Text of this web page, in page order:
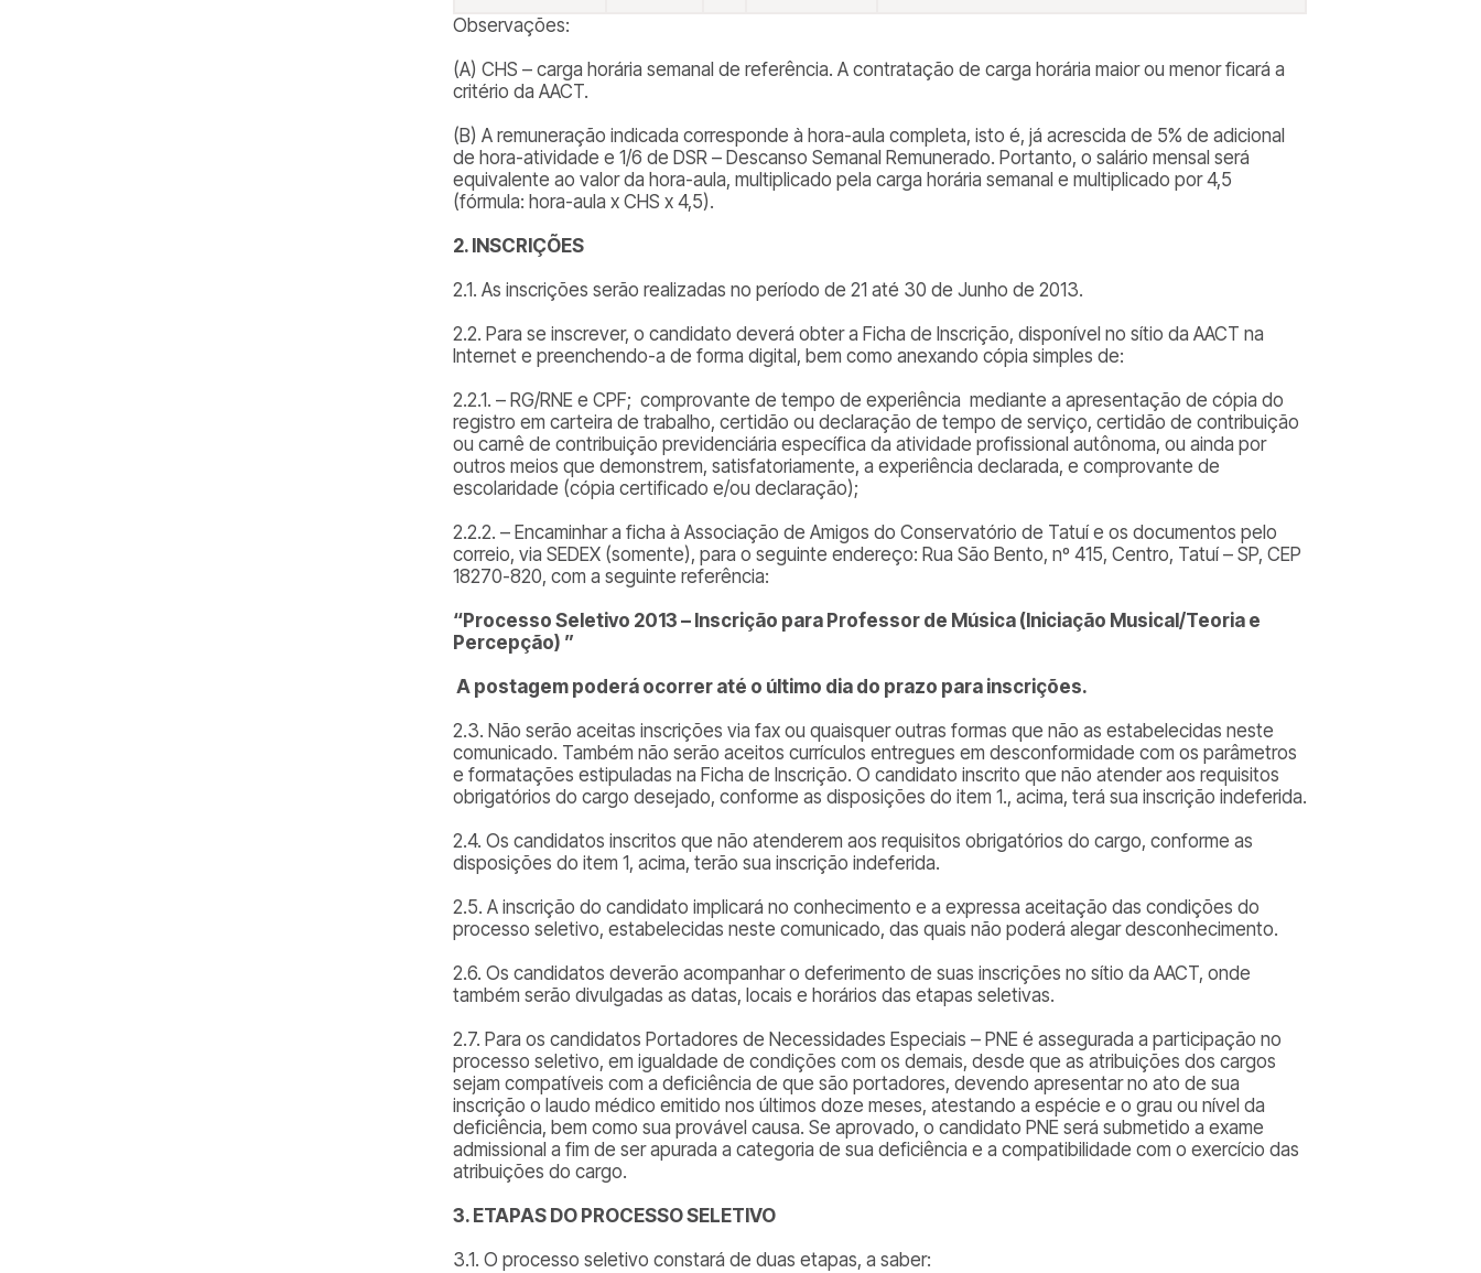
Observações:
(A) CHS – carga horária semanal de referência. A contratação de carga horária maior ou menor ficará a
critério da AACT.
(B) A remuneração indicada corresponde à hora-aula completa, isto é, já acrescida de 5% de adicional
de hora-atividade e 1/6 de DSR – Descanso Semanal Remunerado. Portanto, o salário mensal será
equivalente ao valor da hora-aula, multiplicado pela carga horária semanal e multiplicado por 4,5
(fórmula:hora-aula x CHS x 4,5).
2. INSCRIÇÕES
2.1. As inscrições serão realizadas no período de 21 até 30 de Junho de 2013.
2.2. Para se inscrever, o candidato deverá obter a Ficha de Inscrição, disponível no sítio da AACT na
Internet e preenchendo-a de forma digital, bem como anexando cópia simples de:
2.2.1. – RG/RNE e CPF; comprovante de tempo de experiência mediante a apresentação de cópia do
registro em carteira de trabalho, certidão ou declaração de tempo de serviço, certidão de contribuição
ou carnê de contribuição previdenciária específica da atividade profissional autônoma, ou ainda por
outros meios que demonstrem, satisfatoriamente, a experiência declarada, e comprovante de
escolaridade (cópia certificado e/ou declaração);
2.2.2. – Encaminhar a ficha à Associação de Amigos do Conservatório de Tatuí e os documentos pelo
correio, via SEDEX (somente), para o seguinte endereço: Rua São Bento, nº 415, Centro, Tatuí – SP, CEP
18270-820, com a seguinte referência:
“Processo Seletivo 2013 – Inscrição para Professor de Música (Iniciação Musical/Teoria e
Percepção) ”
A postagem poderá ocorrer até o último dia do prazo para inscrições.
2.3. Não serão aceitas inscrições via fax ou quaisquer outras formas que não as estabelecidas neste
comunicado. Também não serão aceitos currículos entregues em desconformidade com os parâmetros
e formatações estipuladas na Ficha de Inscrição. O candidato inscrito que não atender aos requisitos
obrigatórios do cargo desejado, conforme as disposições do item 1., acima, terá sua inscrição indeferida.
2.4. Os candidatos inscritos que não atenderem aos requisitos obrigatórios do cargo, conforme as
disposições do item 1, acima, terão sua inscrição indeferida.
2.5. A inscrição do candidato implicará no conhecimento e a expressa aceitação das condições do
processo seletivo, estabelecidas neste comunicado, das quais não poderá alegar desconhecimento.
2.6. Os candidatos deverão acompanhar o deferimento de suas inscrições no sítio da AACT, onde
também serão divulgadas as datas, locais e horários das etapas seletivas.
2.7. Para os candidatos Portadores de Necessidades Especiais – PNE é assegurada a participação no
processo seletivo, em igualdade de condições com os demais, desde que as atribuições dos cargos
sejam compatíveis com a deficiência de que são portadores, devendo apresentar no ato de sua
inscrição o laudo médico emitido nos últimos doze meses, atestando a espécie e o grau ou nível da
deficiência, bem como sua provável causa. Se aprovado, o candidato PNE será submetido a exame
admissional a fim de ser apurada a categoria de sua deficiência e a compatibilidade com o exercício das
atribuições do cargo.
3. ETAPAS DO PROCESSO SELETIVO
3.1. O processo seletivo constará de duas etapas, a saber: